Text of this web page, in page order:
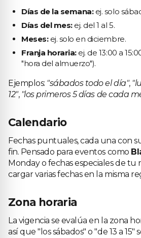
Días de la semana:ej. solo
Días del mes:ej. del 1 al 5.
Meses:ej. solo en diciembre.
Franja horaria:ej. de 13:00 a
"hora del almuerzo").
Ejemplos: "sábados todo el día",
12", "los primeros 5 días de cada
Calendario
Fechas puntuales, cada una con
fin. Pensado para eventos como
Monday o fechas especiales de tu
cargar varias fechas en la misma
Zona horaria
La vigencia se evalúa en la zona
así que "los sábados" o "de 13 a